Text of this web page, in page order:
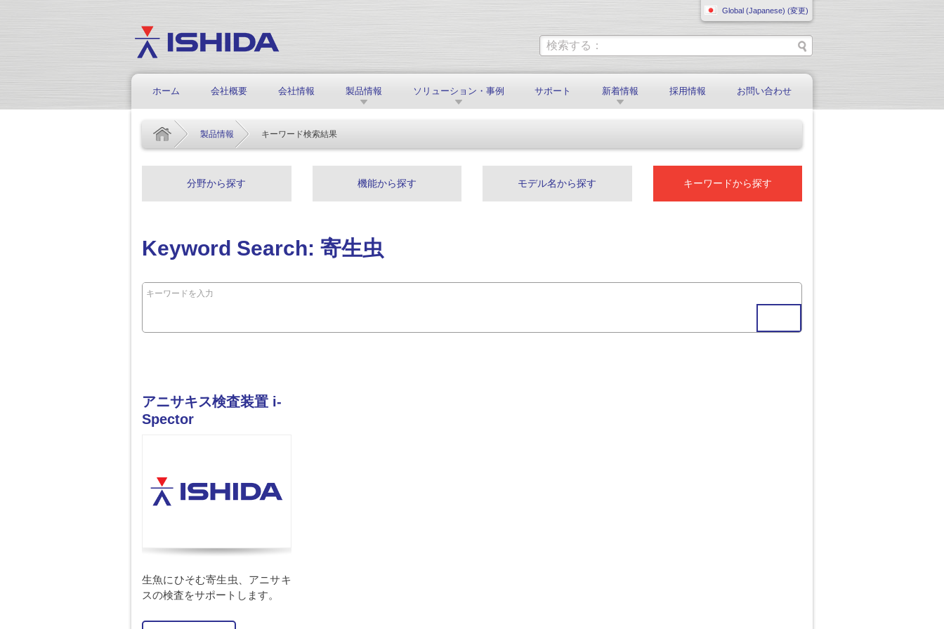
Global (Japanese) (変更)
ホーム 会社概要 会社情報 製品情報 ソリューション・事例 サポート 新着情報 採用情報 お問い合わせ
製品情報 キーワード検索結果
分野から探す 機能から探す モデル名から探す キーワードから探す
Keyword Search: 寄生虫
アニサキス検査装置 i-
Spector
生魚にひそむ寄生虫、アニサキ
スの検査をサポートします。